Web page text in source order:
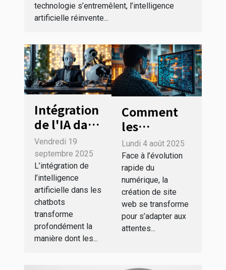
technologie s’entremêlent, l’intelligence
artificielle réinvente...
Intégration
de l'IA dans
les
chatbots :
meilleures
pratiques
et
stratégies
Vendredi 19
septembre 2025
L’intégration de
l’intelligence
artificielle dans les
chatbots
transforme
profondément la
manière dont les...
Comment
les
tendances
récentes
influencent-
elles la
création de
site web ?
Lundi 4 août 2025
Face à l’évolution
rapide du
numérique, la
création de site
web se transforme
pour s’adapter aux
attentes...